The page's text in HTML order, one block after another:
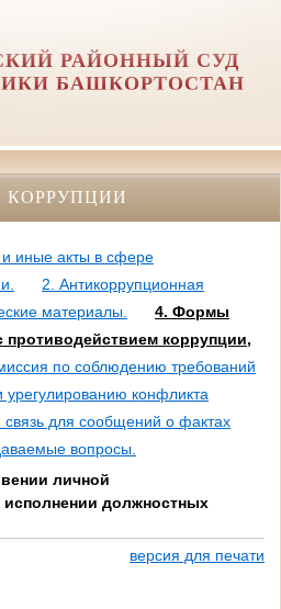
РАЙОННЫЙ СУД
БАШКОРТОСТАН
КОРРУПЦИИ
иные акты в сфере
2. Антикоррупционная
материалы.
4. Формы
противодействием коррупции,
по соблюдению требований
конфликта
для сообщений о фактах
вопросы.
личной
исполнении должностных
версия для печати